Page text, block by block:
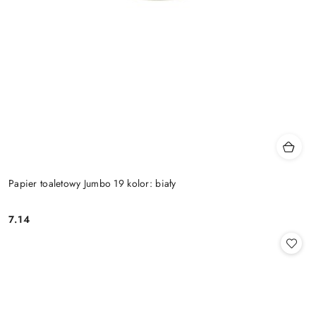
Papier toaletowy Jumbo 19 kolor: biały
Cena:
7.14